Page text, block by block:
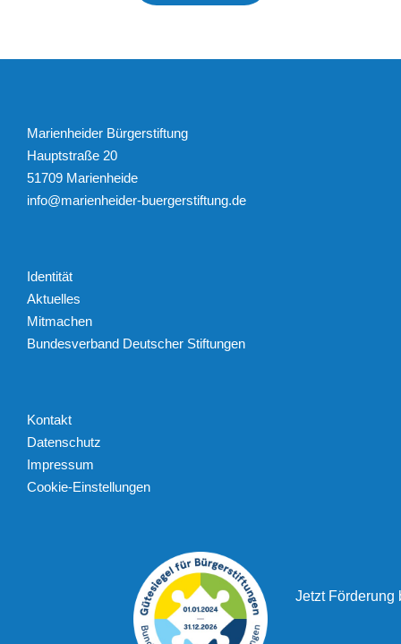
Marienheider Bürgerstiftung
Hauptstraße 20
51709 Marienheide
info@marienheider-buergerstiftung.de
Identität
Aktuelles
Mitmachen
Bundesverband Deutscher Stiftungen
Kontakt
Datenschutz
Impressum
Cookie-Einstellungen
Jetzt Förderung